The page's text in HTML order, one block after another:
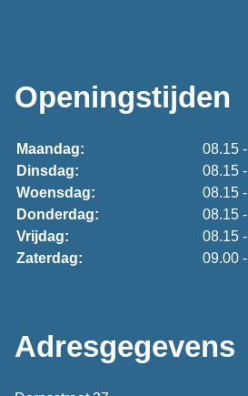
Openingstijden
Maandag:
08.15
Dinsdag:
08.15
Woensdag:
08.15
Donderdag:
08.15
Vrijdag:
08.15
Zaterdag:
09.00
Adresgegevens